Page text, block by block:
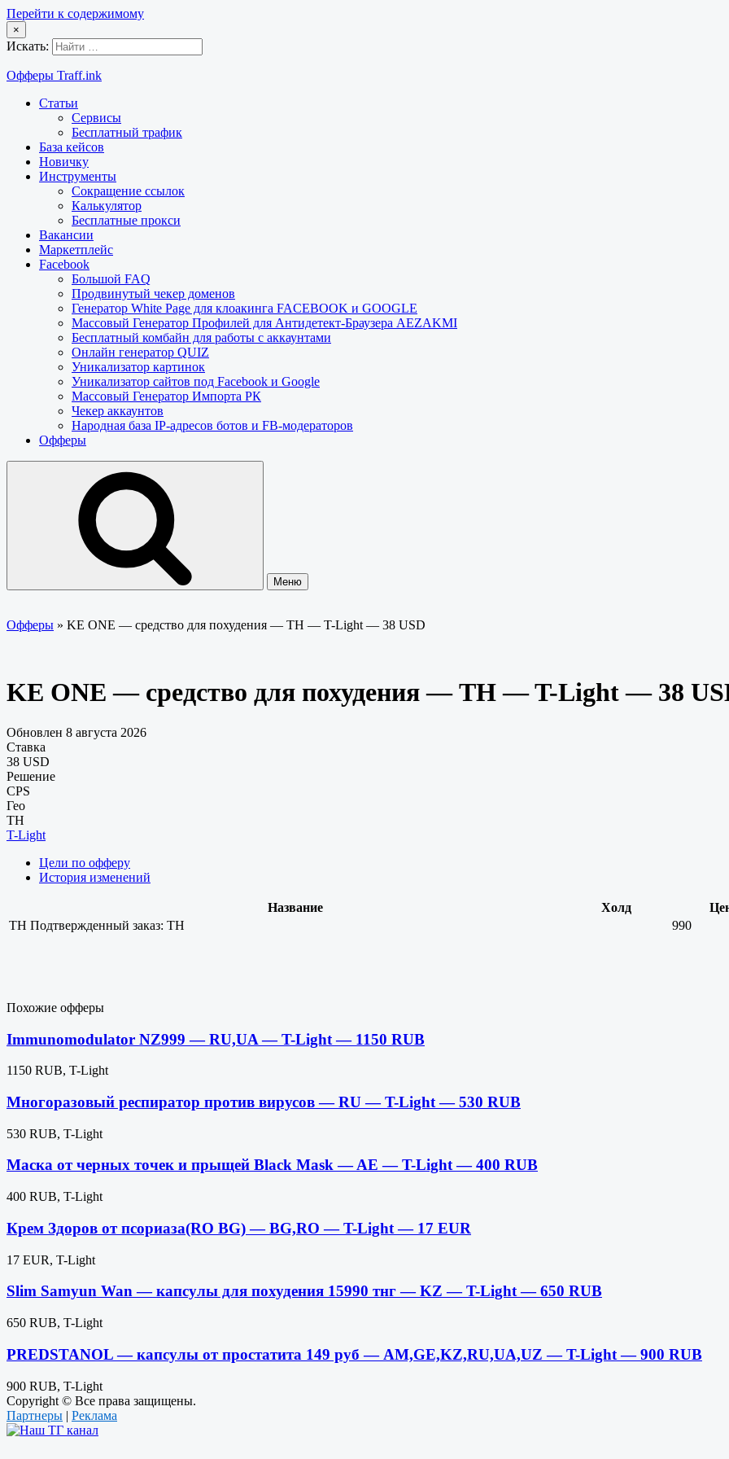
Перейти к содержимому
×
Искать:
Офферы Traff.ink
Статьи
Сервисы
Бесплатный трафик
База кейсов
Новичку
Инструменты
Сокращение ссылок
Калькулятор
Бесплатные прокси
Вакансии
Маркетплейс
Facebook
Большой FAQ
Продвинутый чекер доменов
Генератор White Page для клоакинга FACEBOOK и GOOGLE
Массовый Генератор Профилей для Антидетект-Браузера AEZAKMI
Бесплатный комбайн для работы с аккаунтами
Онлайн генератор QUIZ
Уникализатор картинок
Уникализатор сайтов под Facebook и Google
Массовый Генератор Импорта РК
Чекер аккаунтов
Народная база IP-адресов ботов и FB-модераторов
Офферы
Меню
Офферы » KE ONE — средство для похудения — TH — T-Light — 38 USD
KE ONE — средство для похудения — TH — T-Light — 38
Обновлен 8 августа 2026
Ставка
38 USD
Решение
CPS
Гео
TH
T-Light
Цели по офферу
История изменений
Название Холд
TH Подтвержденный заказ: TH 990
Похожие офферы
Immunomodulator NZ999 — RU,UA — T-Light — 1150 RUB
1150 RUB, T-Light
Многоразовый респиратор против вирусов — RU — T-Light — 530 RUB
530 RUB, T-Light
Маска от черных точек и прыщей Black Mask — AE — T-Light — 400 RUB
400 RUB, T-Light
Крем Здоров от псориаза(RO BG) — BG,RO — T-Light — 17 EUR
17 EUR, T-Light
Slim Samyun Wan — капсулы для похудения 15990 тнг — KZ — T-Light — 650 RUB
650 RUB, T-Light
PREDSTANOL — капсулы от простатита 149 руб — AM,GE,KZ,RU,UA,UZ — T-Light — 900 RUB
900 RUB, T-Light
Copyright © Все права защищены.
Партнеры | Реклама